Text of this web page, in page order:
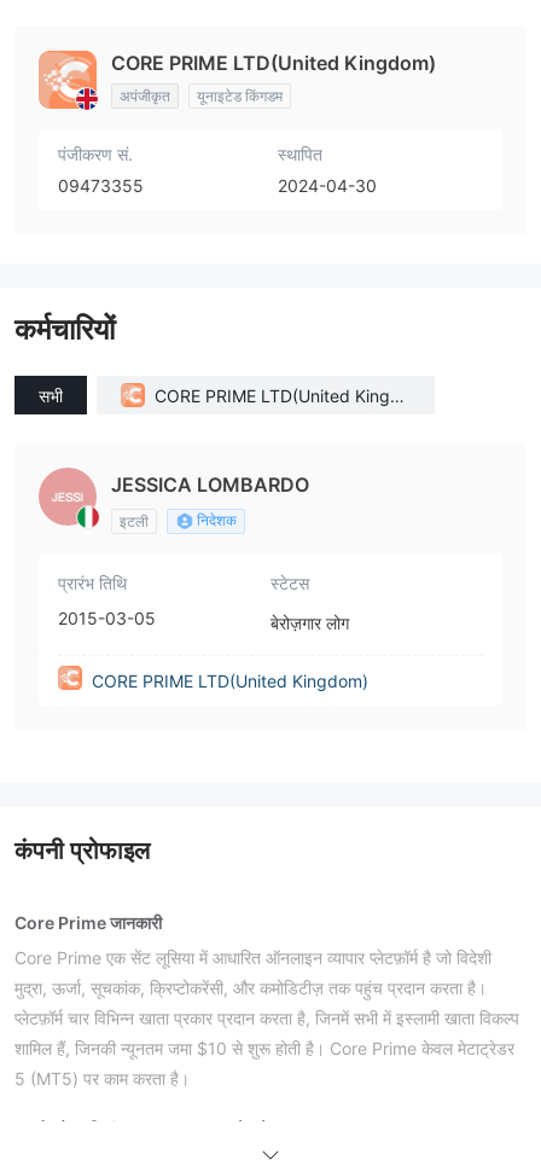
CORE PRIME LTD(United Kingdom)
अपंजीकृत यूनाइटेड किंगडम
पंजीकरण सं.
09473355
स्थापित
2024-04-30
कर्मचारियों
सभी
CORE PRIME LTD(United Kingdo
JESSICA LOMBARDO
इटली निदेशक
प्रारंभ तिथि
2015-03-05
स्टेटस
बेरोज़गार लोग
CORE PRIME LTD(United Kingdom)
कंपनी प्रोफाइल
Core Prime जानकारी
Core Prime एक सेंट लूसिया में आधारित ऑनलाइन व्यापार प्लेटफ़ॉर्म है जो विदेशी
मुद्रा, ऊर्जा, सूचकांक, क्रिप्टोकरेंसी, और कमोडिटीज़ तक पहुंच प्रदान करता है।
प्लेटफ़ॉर्म चार विभिन्न खाता प्रकार प्रदान करता है, जिनमें सभी में इस्लामी खाता विकल्प
शामिल हैं, जिनकी न्यूनतम जमा $10 से शुरू होती है। Core Prime केवल मेटाट्रेडर
5 (MT5) पर काम करता है।